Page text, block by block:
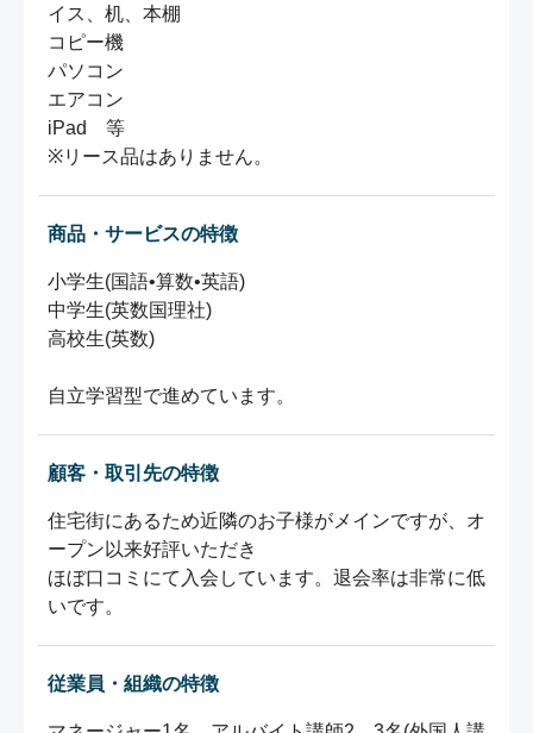
イス、机、本棚
コピー機
パソコン
エアコン
iPad　等
※リース品はありません。
商品・サービスの特徴
小学生(国語•算数•英語)
中学生(英数国理社)
高校生(英数)
自立学習型で進めています。
顧客・取引先の特徴
住宅街にあるため近隣のお子様がメインですが、オ
ープン以来好評いただき
ほぼ口コミにて入会しています。退会率は非常に低
いです。
従業員・組織の特徴